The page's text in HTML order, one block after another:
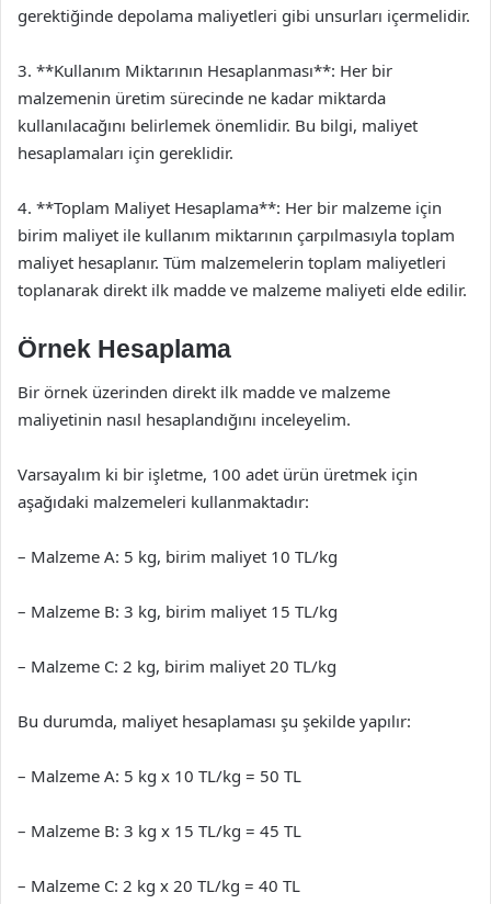
gerektiğinde depolama maliyetleri gibi unsurları içermelidir.
3. **Kullanım Miktarının Hesaplanması**: Her bir
malzemenin üretim sürecinde ne kadar miktarda
kullanılacağını belirlemek önemlidir. Bu bilgi, maliyet
hesaplamaları için gereklidir.
4. **Toplam Maliyet Hesaplama**: Her bir malzeme için
birim maliyet ile kullanım miktarının çarpılmasıyla toplam
maliyet hesaplanır. Tüm malzemelerin toplam maliyetleri
toplanarak direkt ilk madde ve malzeme maliyeti elde edilir.
Örnek Hesaplama
Bir örnek üzerinden direkt ilk madde ve malzeme
maliyetinin nasıl hesaplandığını inceleyelim.
Varsayalım ki bir işletme, 100 adet ürün üretmek için
aşağıdaki malzemeleri kullanmaktadır:
– Malzeme A: 5 kg, birim maliyet 10 TL/kg
– Malzeme B: 3 kg, birim maliyet 15 TL/kg
– Malzeme C: 2 kg, birim maliyet 20 TL/kg
Bu durumda, maliyet hesaplaması şu şekilde yapılır:
– Malzeme A: 5 kg x 10 TL/kg = 50 TL
– Malzeme B: 3 kg x 15 TL/kg = 45 TL
– Malzeme C: 2 kg x 20 TL/kg = 40 TL